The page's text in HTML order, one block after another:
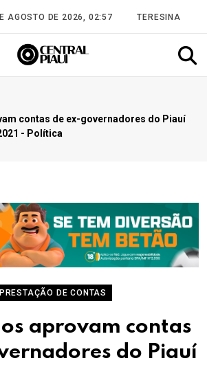
AGOSTO DE 2026, 02:57 TERESINA
contas de ex-governadores do Piauí
- Política
PRESTAÇÃO DE CONTAS
aprovam contas
do Piauí